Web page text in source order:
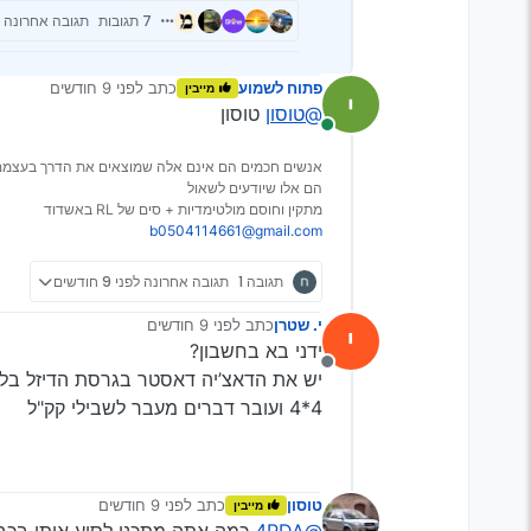
7 תגובות תגובה אחרונה
מחובר
פתוח לשמוע מייבין כתב לפני 9 חודשים
נערך לאחרונה על ידי
@טוסון טוסון
אנשים חכמים הם אינם אלה שמוצאים את הדרך
הם אלו שיודעים לשאול
מתקין וחוסם מולטימדיות + סים של RL באשדוד
b0504114661@gmail.com
תגובה 1 תגובה אחרונה לפני 9 חודשים
י
מנותק
י. שטרןכתב לפני 9 חודשים
נערך לאחרונה על ידי
ידני בא בחשבון?
יש את הדאצ’יה דאסטר בגרסת הדיזל
4*4 ועובר דברים מעבר לשבילי קק"ל
טוסון מייבין כתב לפני 9 חודשים
נערך לאחרונה על ידי